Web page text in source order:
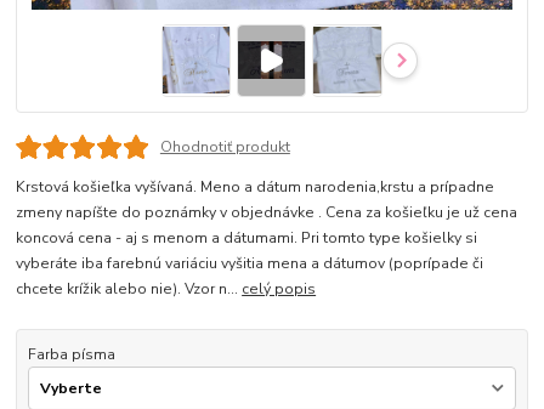
Ohodnotiť produkt
Krstová košieľka vyšívaná. Meno a dátum narodenia,krstu a prípadne
zmeny napíšte do poznámky v objednávke . Cena za košieľku je už cena
koncová cena - aj s menom a dátumami. Pri tomto type košielky si
vyberáte iba farebnú variáciu vyšitia mena a dátumov (poprípade či
chcete krížik alebo nie). Vzor n... celý popis
Farba písma